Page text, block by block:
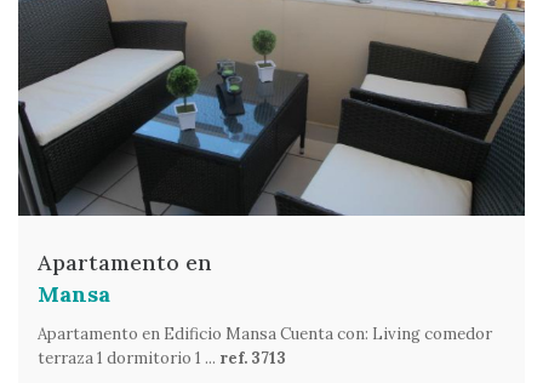
Apartamento en
Mansa
Apartamento en Edificio Mansa Cuenta con: Living comedor
terraza 1 dormitorio 1 ... ref. 3713